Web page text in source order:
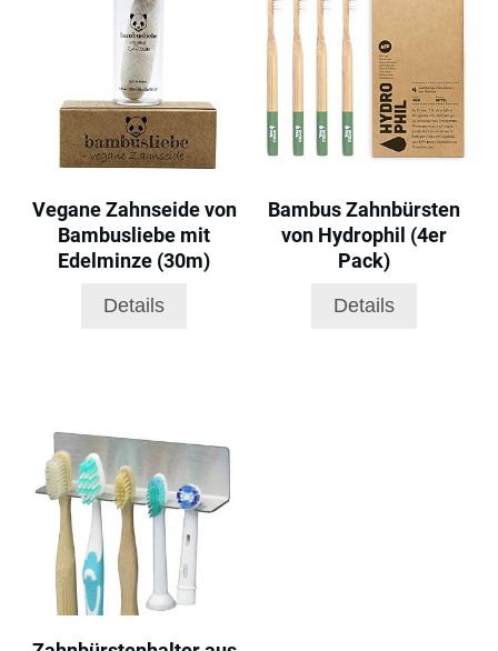
Vegane Zahnseide von
Bambusliebe mit
Edelminze (30m)
Details
Bambus Zahnbürsten
von Hydrophil (4er
Pack)
Details